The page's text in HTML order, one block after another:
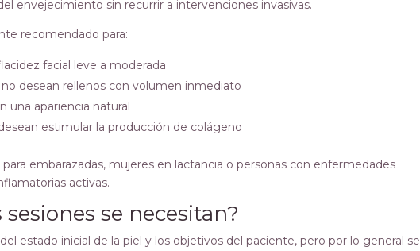
envejecimiento sin recurrir a intervenciones invasivas.
recomendado para:
facial leve a moderada
desean rellenos con volumen inmediato
una apariencia natural
estimular la producción de colágeno
embarazadas, mujeres en lactancia o personas con enfermedades
activas.
sesiones se necesitan?
estado inicial de la piel y los objetivos del paciente, pero por lo general se